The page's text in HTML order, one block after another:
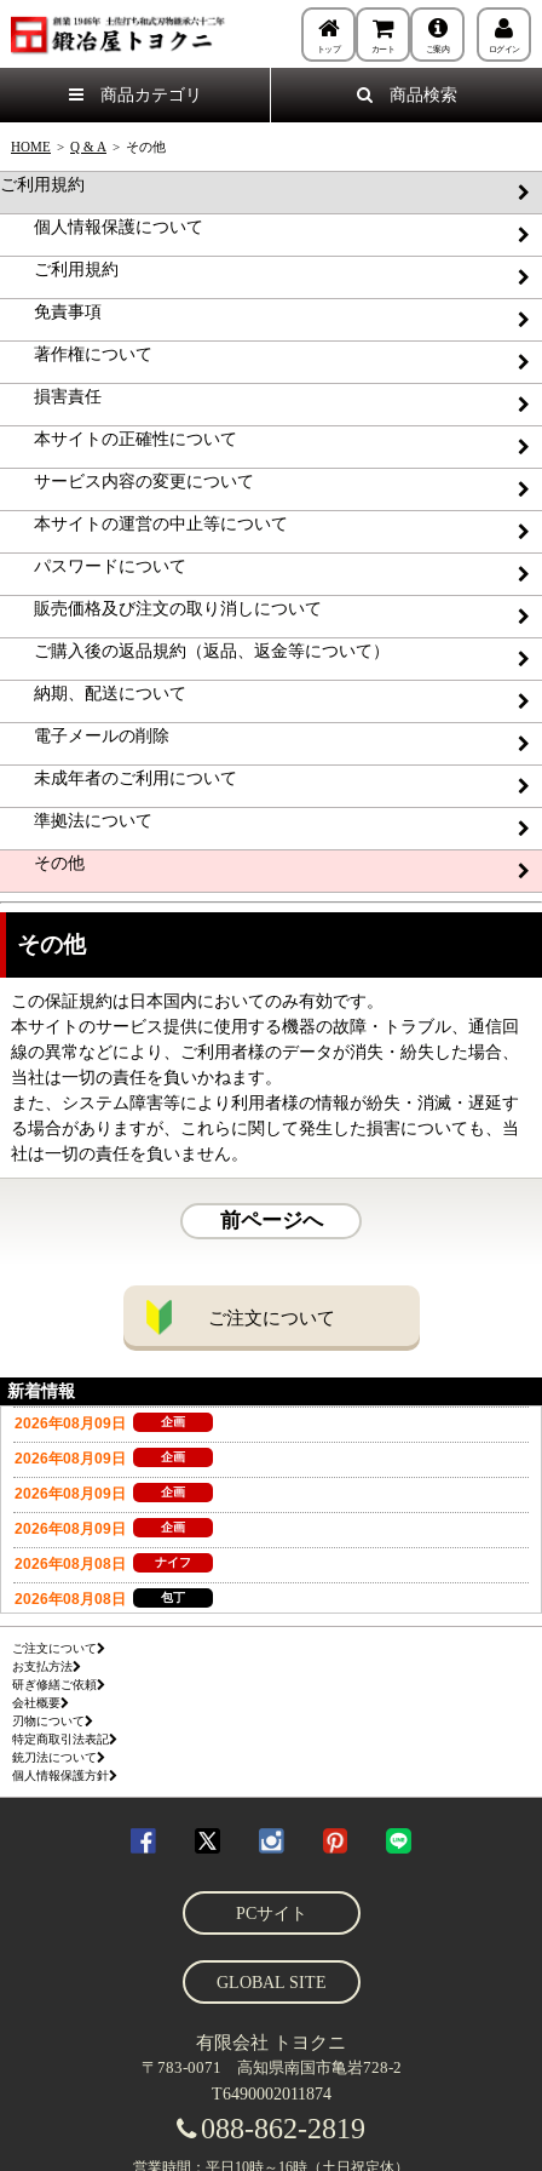
トップ カート ご案内 ログイン
商品カテゴリ 商品検索
HOME > Q & A > その他
ご利用規約
個人情報保護について
ご利用規約
免責事項
著作権について
損害責任
本サイトの正確性について
サービス内容の変更について
本サイトの運営の中止等について
パスワードについて
販売価格及び注文の取り消しについて
ご購入後の返品規約（返品、返金等について）
納期、配送について
電子メールの削除
未成年者のご利用について
準拠法について
その他
その他
この保証規約は日本国内においてのみ有効です。
本サイトのサービス提供に使用する機器の故障・トラブル、通信回
線の異常などにより、ご利用者様のデータが消失・紛失した場合、
当社は一切の責任を負いかねます。
また、システム障害等により利用者様の情報が紛失・消滅・遅延す
る場合がありますが、これらに関して発生した損害についても、当
社は一切の責任を負いません。
前ページへ
ご注文について
新着情報
ご注文について
お支払方法
研ぎ修繕ご依頼
会社概要
刃物について
特定商取引法表記
銃刀法について
個人情報保護方針
PCサイト
GLOBAL SITE
有限会社 トヨクニ
〒783-0071 高知県南国市亀岩728-2
T6490002011874
088-862-2819
営業時間：平日10時～16時（土日祝定休）